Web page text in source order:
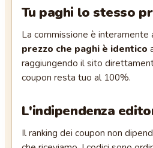
Tu paghi lo stesso
La commissione è interamente
prezzo che paghi è identico
raggiungendo il sito
coupon resta tuo al 100%.
L'indipendenza
Il ranking dei coupon non